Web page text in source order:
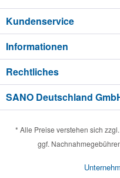
Kundenservice
Informationen
Rechtliches
SANO Deutschland
* Alle Preise verstehen sich
ggf.